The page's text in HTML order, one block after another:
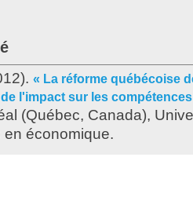
« La réforme québécoise
l'impact sur les
(Québec, Canada),
en économique.